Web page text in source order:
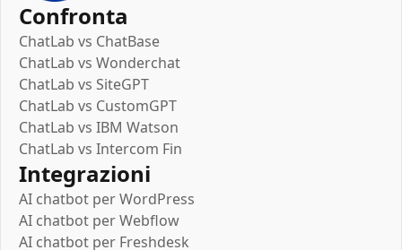
Confronta
ChatLab vs ChatBase
ChatLab vs Wonderchat
ChatLab vs SiteGPT
ChatLab vs CustomGPT
ChatLab vs IBM Watson
ChatLab vs Intercom Fin
Integrazioni
AI chatbot per WordPress
AI chatbot per Webflow
AI chatbot per Freshdesk